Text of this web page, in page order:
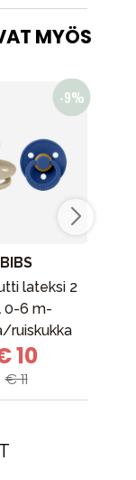
MYÖS
BIBS
lateksi 2
0-6 m-
ruiskukka
10
€ 11